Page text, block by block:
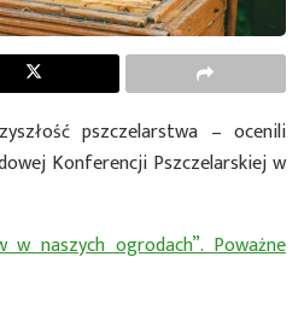
pszczelarstwa – ocenili
Konferencji Pszczelarskiej w
naszych ogrodach”. Poważne